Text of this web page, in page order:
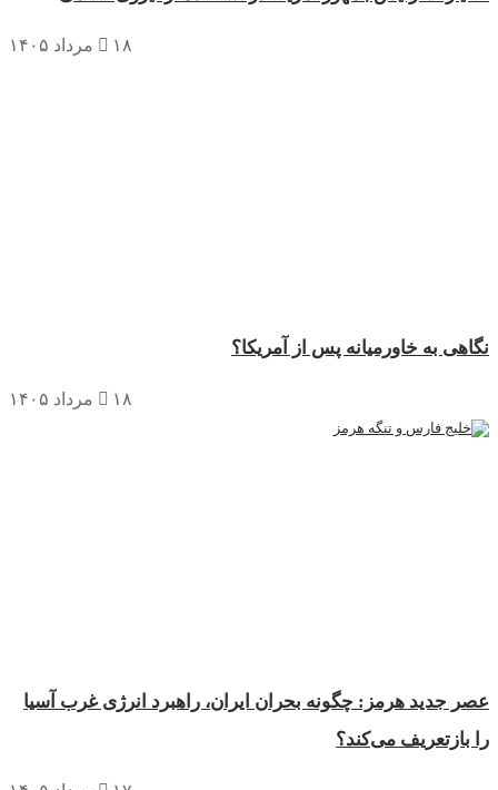
به خاورمیانه پس از آمریکا؟
جدید هرمز: چگونه بحران ایران، راهبرد انرژی غرب آسیا
بازتعریف می‌کند؟